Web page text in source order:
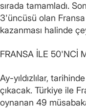
sırada tamamladı.
3'üncüsü olan Fransa
kazanması halinde
FRANSA İLE 50'NCİ
Ay-yıldızlılar,
çıkacak. Türkiye ile
oynanan 49